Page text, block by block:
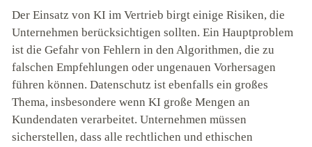
Der Einsatz von KI im Vertrieb birgt einige Risiken, die
Unternehmen berücksichtigen sollten. Ein Hauptproblem
ist die Gefahr von Fehlern in den Algorithmen, die zu
falschen Empfehlungen oder ungenauen Vorhersagen
führen können. Datenschutz ist ebenfalls ein großes
Thema, insbesondere wenn KI große Mengen an
Kundendaten verarbeitet. Unternehmen müssen
sicherstellen, dass alle rechtlichen und ethischen